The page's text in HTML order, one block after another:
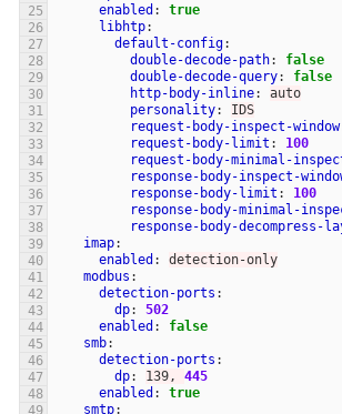
enabled :
true
libhtp:
default-config:
double-decode-path:
false
double-decode-query:
false
http-body-inline:
auto
personality:
IDS
request-body-inspect-window
request-body-limit :
100
request-body-minimal-
response-body-inspect-
response-body-limit :
100
response-body-minimal-
response-body-
imap:
enabled :
detection-only
modbus :
detection-ports :
dp:
502
enabled :
false
smb:
detection-ports :
dp: 139, 445
enabled :
true
smtp: